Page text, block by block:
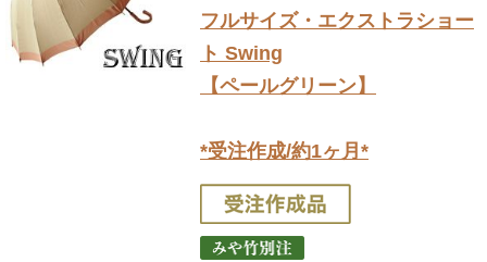
フルサイズ・エクストラショー
ト Swing
【ペールグリーン】
*受注作成/約1ヶ月*